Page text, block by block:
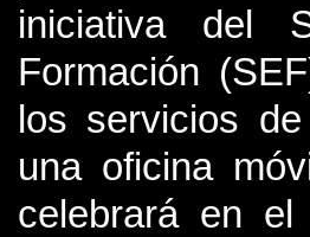
iniciativa del
Formación
los servicios
una oficina
celebrará en